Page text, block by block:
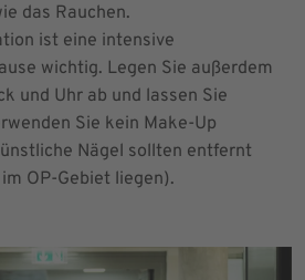
das Rauchen.
ist eine intensive
wichtig. Legen Sie außerdem
und Uhr ab und lassen Sie
Sie kein Make-Up
Nägel sollten entfernt
OP-Gebiet liegen).